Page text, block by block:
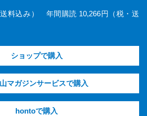
料込み） 年間購読 10,266円（税・送
ショップで購入
マガジンサービスで購入
hontoで購入